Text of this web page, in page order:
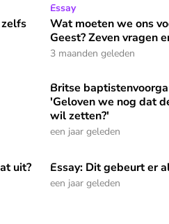
buiten de kerk'Wat moeten we ons
⭐ Premium
Essay
Wat moeten we ons
Geest? Zeven vragen
3 maanden geleden
Britse
Britse
'Geloven we nog dat
wil zetten?'
een jaar geleden
uit?uit? Essay: Dit gebeurt er
Essay: Dit gebeurt er
een jaar geleden